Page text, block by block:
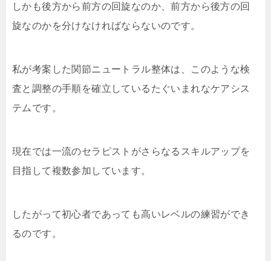
しかも後方から前方の回旋なのか、前方から後方の回
旋なのかを分けなければならないのです。
私が考案した関節ニュートラル整体は、このような検
査と調整の手順を確立しているたぐいまれなケアシス
テムです。
現在では一流のセラピストがさらなるスキルアップを
目指して複数参加しています。
したがって初心者であっても高いレベルの練習ができ
るのです。